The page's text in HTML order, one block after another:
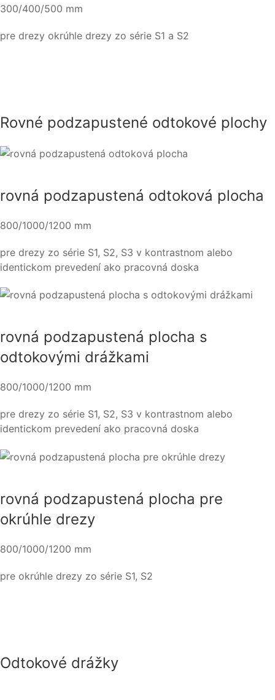
300/400/500 mm
pre drezy okrúhle drezy zo série S1 a S2
Rovné podzapustené odtokové plochy
rovná podzapustená odtoková plocha
800/1000/1200 mm
pre drezy zo série S1, S2, S3 v kontrastnom alebo
identickom prevedení ako pracovná doska
rovná podzapustená plocha s
odtokovými drážkami
800/1000/1200 mm
pre drezy zo série S1, S2, S3 v kontrastnom alebo
identickom prevedení ako pracovná doska
rovná podzapustená plocha pre
okrúhle drezy
800/1000/1200 mm
pre okrúhle drezy zo série S1, S2
Odtokové drážky